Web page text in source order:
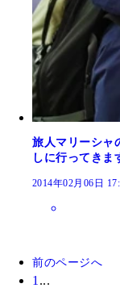
旅人マリーシャ
しに行ってきま
2014年02月06日
前のページへ
1 ...